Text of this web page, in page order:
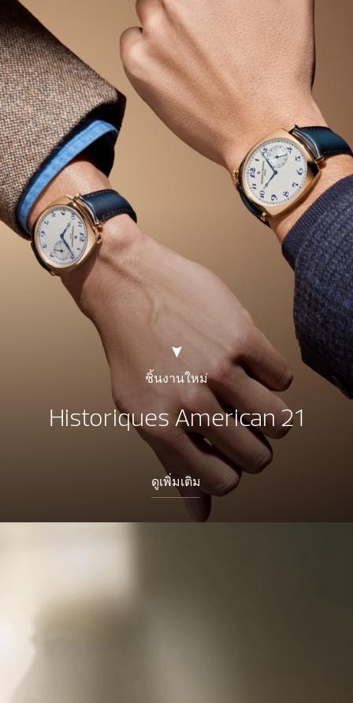
ชิ้นงานใหม่
Historiques American 21
ดูเพิ่มเติม